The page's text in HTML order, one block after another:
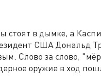
стоят в дымке, а
США Дональд
Слово за слово,
оружие в ход